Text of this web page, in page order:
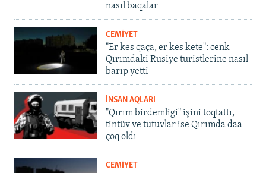
nasıl baqalar
CEMİYET
"Er kes qaça, er kes kete": cenk
Qırımdaki Rusiye turistlerine nasıl
barıp yetti
İNSAN AQLARI
"Qırım birdemligi" işini toqtattı,
tintüv ve tutuvlar ise Qırımda daa
çoq oldı
CEMİYET